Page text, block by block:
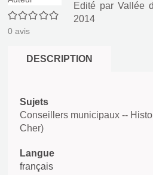
0/5
0 avis
Edité par Vallée
2014
DESCRIPTION
Sujets
Conseillers municipaux --
Cher)
Langue
français